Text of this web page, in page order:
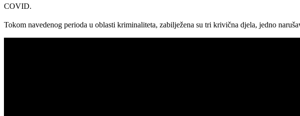
COVID.
Tokom navedenog perioda u oblasti kriminaliteta, zabilježena su tri krivična djela, jedno